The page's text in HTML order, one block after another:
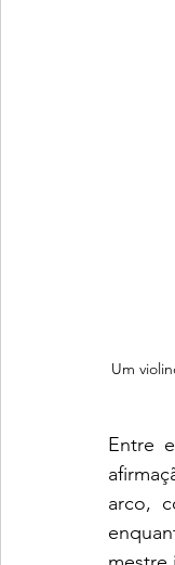
Um
Entre
arco,